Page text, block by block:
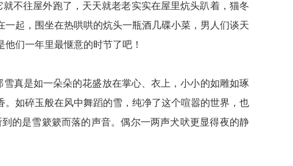
不往屋外跑了，天天就老老实实在屋里炕头趴着，猫冬
起，围坐在热哄哄的炕头一瓶酒几碟小菜，男人们谈天
们一年里最惬意的时节了吧！
真是如一朵朵的花盛放在掌心、衣上，小小的如雕如琢
如碎玉般在风中舞蹈的雪，纯净了这个喧嚣的世界，也
的是雪簌簌而落的声音。偶尔一两声犬吠更显得夜的静